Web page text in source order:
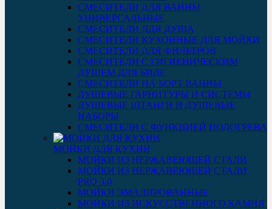
СМЕСИТЕЛИ ДЛЯ ВАННЫ
УНИВЕРСАЛЬНЫЕ
СМЕСИТЕЛИ ДЛЯ ДУША
СМЕСИТЕЛИ КУХОННЫЕ ДЛЯ МОЙКИ
СМЕСИТЕЛИ ДЛЯ ФИЛЬТРОВ
СМЕСИТЕЛИ С ГИГИЕНИЧЕСКИМ
ДУШЕМ ДЛЯ БИДЕ
СМЕСИТЕЛИ НА БОРТ ВАННЫ
ДУШЕВЫЕ ГАРНИТУРЫ И СИСТЕМЫ
ДУШЕВЫЕ ШТАНГИ И ДУШЕВЫЕ
НАБОРЫ
СМЕСИТЕЛИ С ФУНКЦИЕЙ ПОДОГРЕВА
МОЙКИ ДЛЯ КУХНИ
МОЙКИ ИЗ НЕРЖАВЕЮЩЕЙ СТАЛИ
МОЙКИ ИЗ НЕРЖАВЕЮЩЕЙ СТАЛИ
PRO 3.0
МОЙКИ ЭМАЛИРОВАННЫЕ
МОЙКИ ИЗ ИСКУССТВЕННОГО КАМНЯ